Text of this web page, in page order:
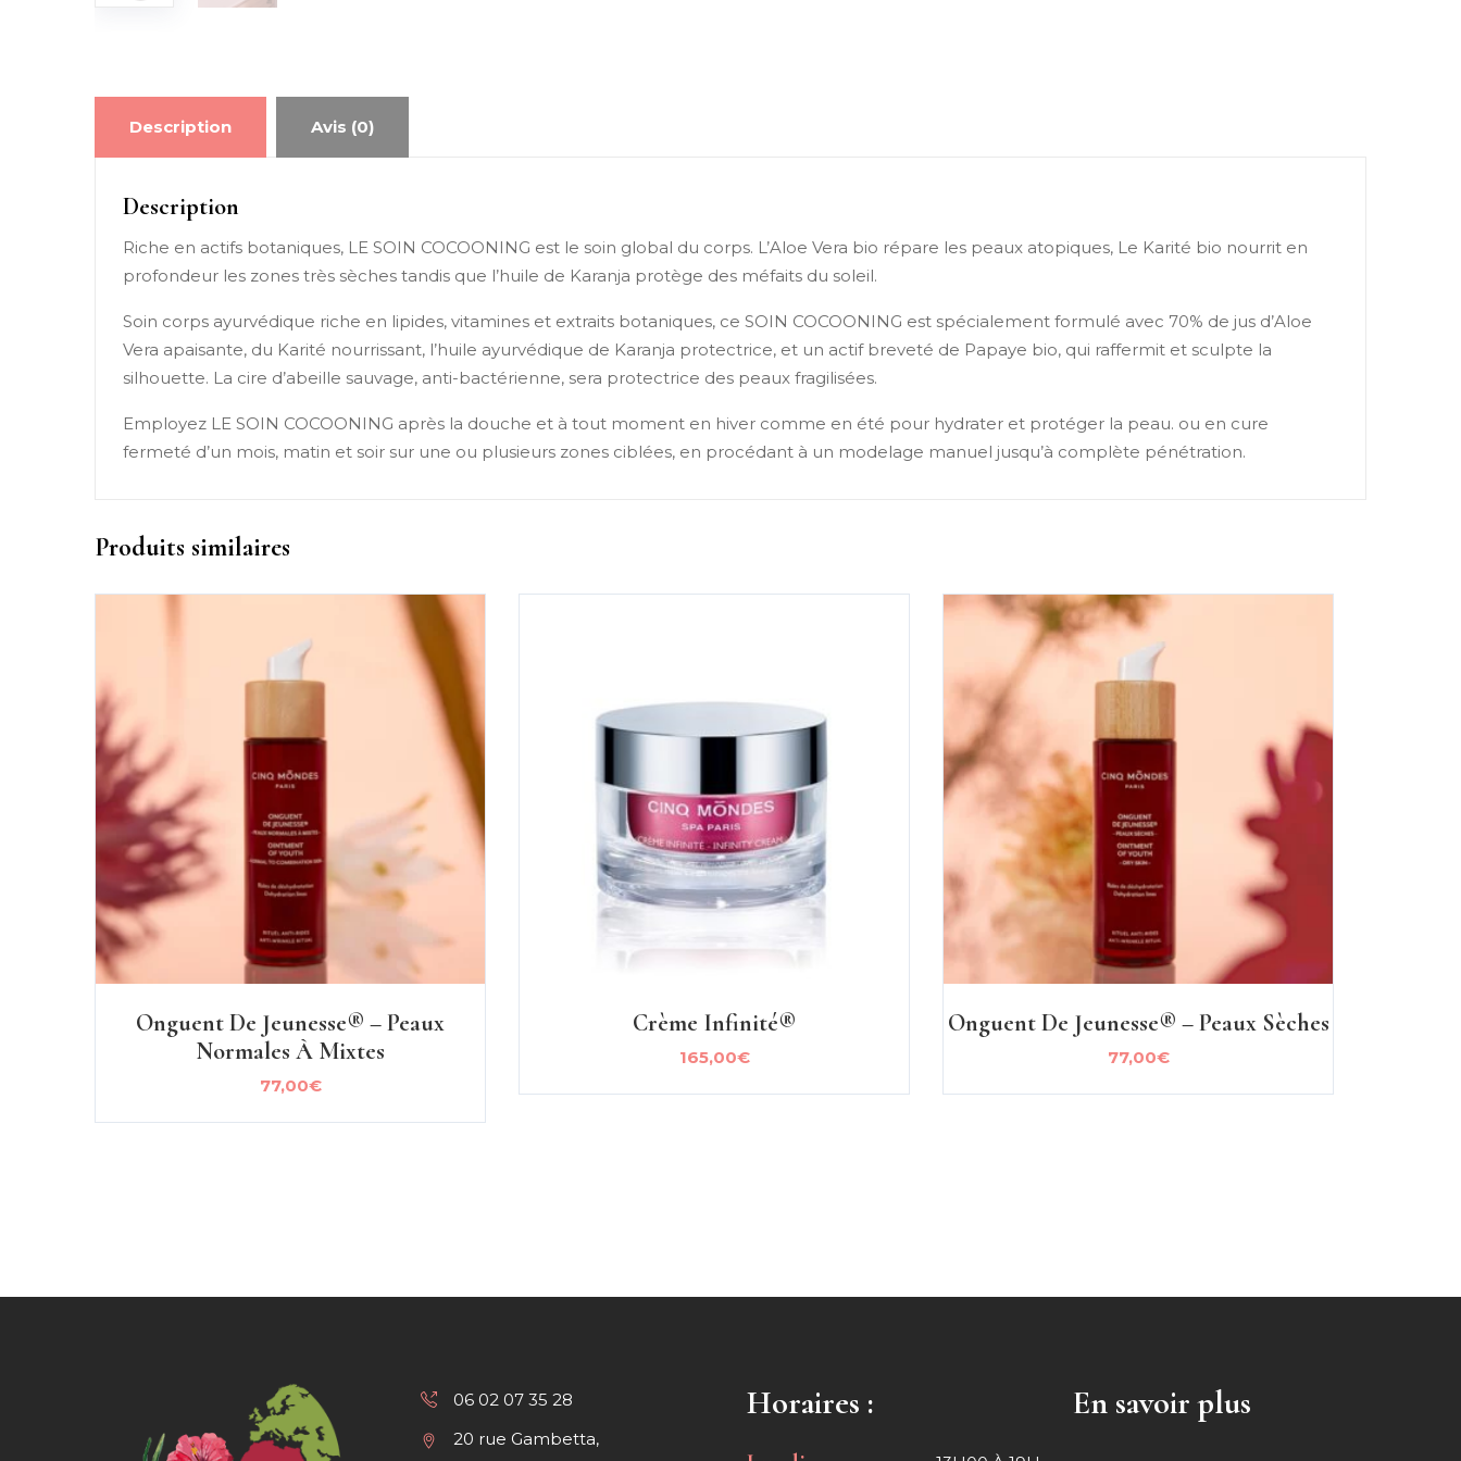
Description Avis (0)
Description
Riche en actifs botaniques, LE SOIN COCOONING est le soin global du corps. L’Aloe Vera bio répare les peaux atopiques, Le Karité bio nourrit en
profondeur les zones très sèches tandis que l’huile de Karanja protège des méfaits du soleil.
Soin corps ayurvédique riche en lipides, vitamines et extraits botaniques, ce SOIN COCOONING est spécialement formulé avec 70% de jus d’Aloe
Vera apaisante, du Karité nourrissant, l’huile ayurvédique de Karanja protectrice, et un actif breveté de Papaye bio, qui raffermit et sculpte la
silhouette. La cire d’abeille sauvage, anti-bactérienne, sera protectrice des peaux fragilisées.
Employez LE SOIN COCOONING après la douche et à tout moment en hiver comme en été pour hydrater et protéger la peau. ou en cure
fermeté d’un mois, matin et soir sur une ou plusieurs zones ciblées, en procédant à un modelage manuel jusqu’à complète pénétration.
Produits similaires
Onguent De Jeunesse® – Peaux
Normales À Mixtes
77,00€
Crème Infinité®
165,00€
Onguent De Jeunesse® – Peaux Sèches
77,00€
06 02 07 35 28
20 rue Gambetta,
Horaires : En savoir plus